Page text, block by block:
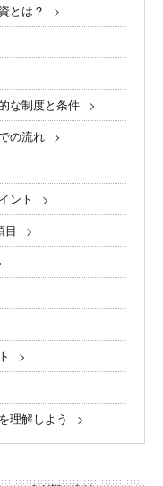
とは？
な制度と条件
の流れ
ント
目
理解しよう